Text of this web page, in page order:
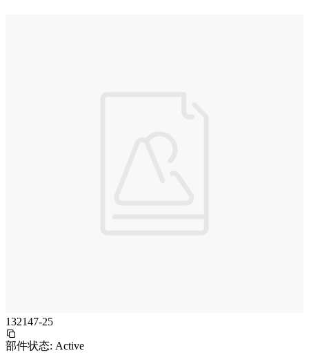
132147-25
部件状态: Active